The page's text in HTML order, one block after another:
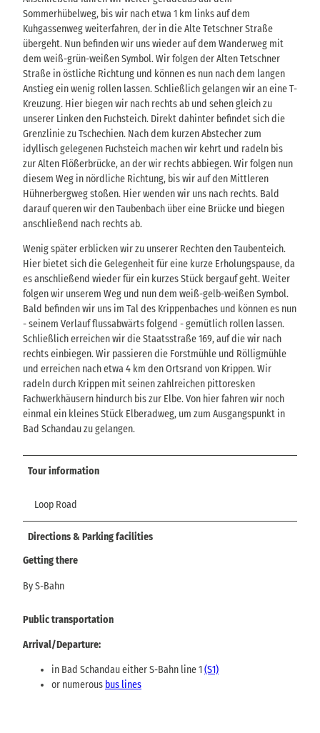
Sommerhübelweg, bis wir nach etwa 1 km links auf dem
Kuhgassenweg weiterfahren, der in die Alte Tetschner Straße
übergeht. Nun befinden wir uns wieder auf dem Wanderweg mit
dem weiß-grün-weißen Symbol. Wir folgen der Alten Tetschner
Straße in östliche Richtung und können es nun nach dem langen
Anstieg ein wenig rollen lassen. Schließlich gelangen wir an eine T-
Kreuzung. Hier biegen wir nach rechts ab und sehen gleich zu
unserer Linken den Fuchsteich. Direkt dahinter befindet sich die
Grenzlinie zu Tschechien. Nach dem kurzen Abstecher zum
idyllisch gelegenen Fuchsteich machen wir kehrt und radeln bis
zur Alten Flößerbrücke, an der wir rechts abbiegen. Wir folgen nun
diesem Weg in nördliche Richtung, bis wir auf den Mittleren
Hühnerbergweg stoßen. Hier wenden wir uns nach rechts. Bald
darauf queren wir den Taubenbach über eine Brücke und biegen
anschließend nach rechts ab.
Wenig später erblicken wir zu unserer Rechten den Taubenteich.
Hier bietet sich die Gelegenheit für eine kurze Erholungspause, da
es anschließend wieder für ein kurzes Stück bergauf geht. Weiter
folgen wir unserem Weg und nun dem weiß-gelb-weißen Symbol.
Bald befinden wir uns im Tal des Krippenbaches und können es nun
- seinem Verlauf flussabwärts folgend - gemütlich rollen lassen.
Schließlich erreichen wir die Staatsstraße 169, auf die wir nach
rechts einbiegen. Wir passieren die Forstmühle und Rölligmühle
und erreichen nach etwa 4 km den Ortsrand von Krippen. Wir
radeln durch Krippen mit seinen zahlreichen pittoresken
Fachwerkhäusern hindurch bis zur Elbe. Von hier fahren wir noch
einmal ein kleines Stück Elberadweg, um zum Ausgangspunkt in
Bad Schandau zu gelangen.
Tour information
Loop Road
Directions & Parking facilities
Getting there
By S-Bahn
Public transportation
Arrival/Departure:
in Bad Schandau either S-Bahn line 1(S1)
or numerous bus lines